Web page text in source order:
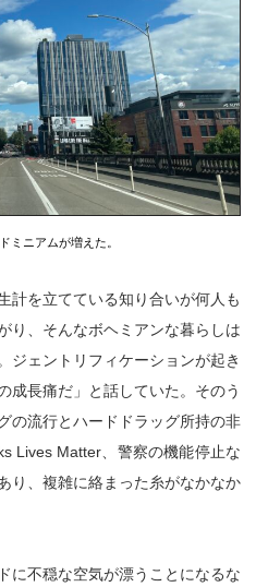
ミニアムが増えた。
計を立てている知り合いが何人も
り、そんなボヘミアンな暮らしは
ジェントリフィケーションが起き
成長痛だ」と話していた。そのう
の流行とハードドラッグ所持の非
Lives Matter、警察の機能停止な
り、複雑に絡まった糸がなかなか
に不穏な空気が漂うことになるな